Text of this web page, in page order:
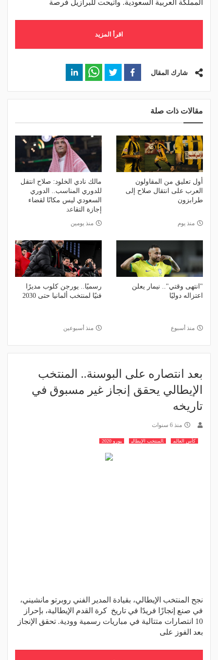
المملكة العربية السعودية. واتيحت للبرازيل فرصة
اقرأ المزيد
شارك المقال
مقالات ذات صلة
أول تعليق من المقاولون
العرب على انتقال صلاح إلى
طرابزون
منذ يوم
مالك نادي الخلود: صلاح انتقل
للدوري المناسب.. الدوري
السعودي ليس مكانًا لقضاء
إجازة التقاعد
منذ يومين
"انتهى وقتي".. نيمار يعلن
اعتزاله دوليًا
منذ أسبوع
رسميًا.. يورجن كلوب مديرًا
فنيًا لمنتخب ألمانيا حتى 2030
منذ أسبوعين
بعد انتصاره على البوسنة.. المنتخب
الإيطالي يحقق إنجاز غير مسبوق في
تاريخه
منذ 6 سنوات
كأس العالم المنتخب الإيطالي يورو 2020
نجح المنتخب الإيطالي، بقيادة المدير الفني روبرتو مانشيني،
في صنع إنجازًا فريدًا في تاريخ كرة القدم الإيطالية، بإحراز
10 انتصارات متتالية في مباريات رسمية وودية. تحقق الإنجاز
بعد الفوز على